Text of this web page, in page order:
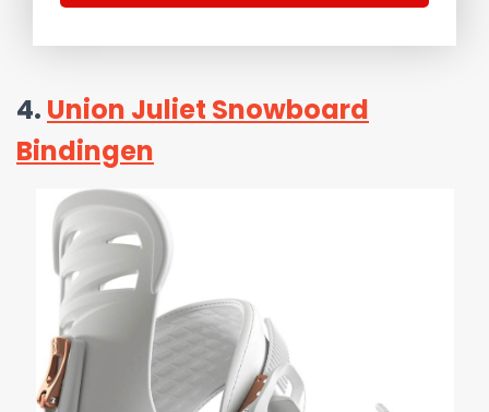
4. Union Juliet Snowboard
Bindingen